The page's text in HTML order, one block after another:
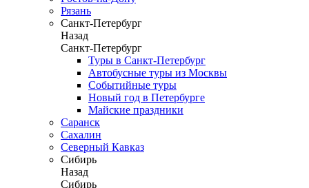
Рязань
Санкт-Петербург
Назад
Санкт-Петербург
Туры в Санкт-Петербург
Автобусные туры из Москвы
Событийные туры
Новый год в Петербурге
Майские праздники
Саранск
Сахалин
Северный Кавказ
Сибирь
Назад
Сибирь